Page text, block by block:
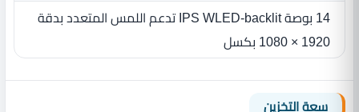
14 بوصة IPS WLED‎-backlit تدعم اللمس المتعدد بدقة
1920 × 1080 بكسل‎
سعة التخزين